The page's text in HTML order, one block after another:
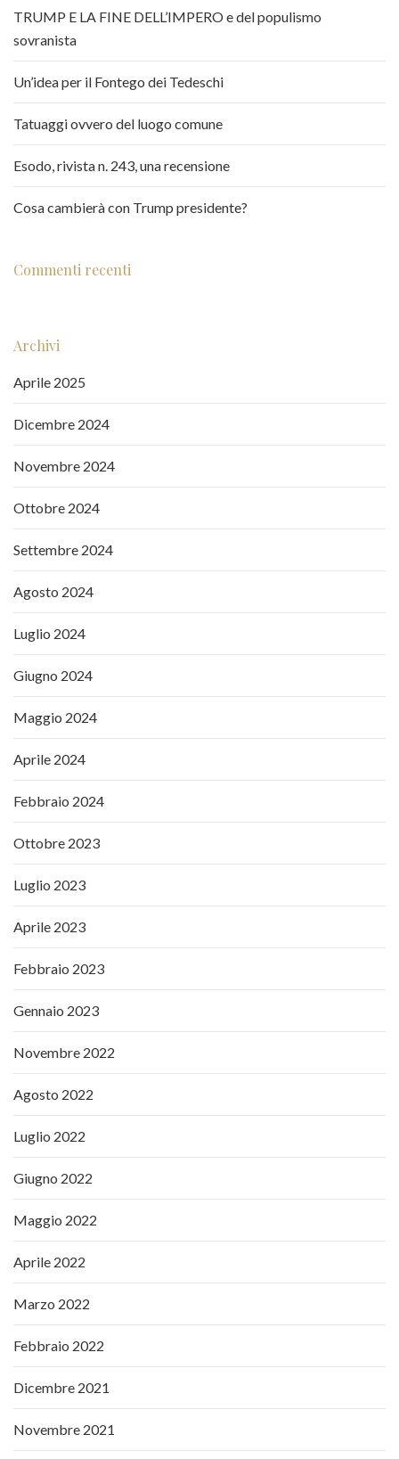
TRUMP E LA FINE DELL’IMPERO e del populismo
sovranista
Un’idea per il Fontego dei Tedeschi
Tatuaggi ovvero del luogo comune
Esodo, rivista n. 243, una recensione
Cosa cambierà con Trump presidente?
Commenti recenti
Archivi
Aprile 2025
Dicembre 2024
Novembre 2024
Ottobre 2024
Settembre 2024
Agosto 2024
Luglio 2024
Giugno 2024
Maggio 2024
Aprile 2024
Febbraio 2024
Ottobre 2023
Luglio 2023
Aprile 2023
Febbraio 2023
Gennaio 2023
Novembre 2022
Agosto 2022
Luglio 2022
Giugno 2022
Maggio 2022
Aprile 2022
Marzo 2022
Febbraio 2022
Dicembre 2021
Novembre 2021